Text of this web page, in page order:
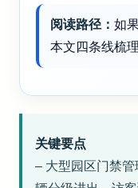
阅读路径： 如
本文四条线梳
关键要点
– 大型园区门禁